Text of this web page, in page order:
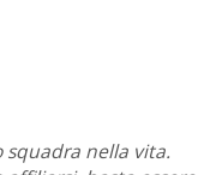
squadra nella vita.